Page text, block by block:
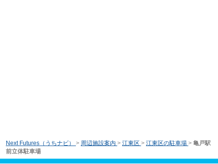
Next Futures（うちナビ） > 周辺施設案内 > 江東区 > 江東区の駐車場 > 亀戸駅
前立体駐車場